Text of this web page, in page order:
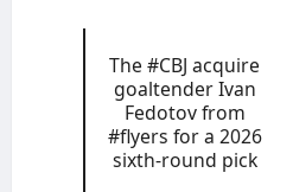
The#CBJ acquire
goaltender Ivan
Fedotov from
#flyers for a 2026
sixth-round pick